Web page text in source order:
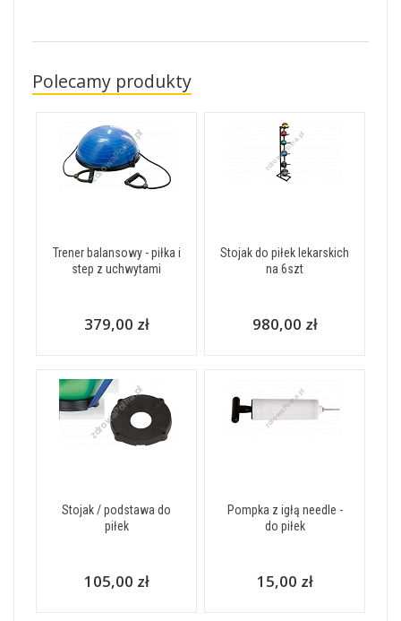
Polecamy produkty
Trener balansowy - piłka i
step z uchwytami
379,00 zł
Stojak do piłek lekarskich
na 6szt
980,00 zł
Stojak / podstawa do
piłek
105,00 zł
Pompka z igłą needle -
do piłek
15,00 zł